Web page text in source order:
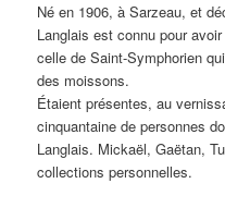
Né en 1906, à Sarzeau, et
Langlais est connu pour
celle de Saint-Symphorien
des moissons.
Étaient présentes, au
cinquantaine de personnes
Langlais. Mickaël, Gaëtan,
collections personnelles.